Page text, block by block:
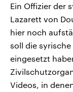
Ein Offizier der
Lazarett von
hier noch
soll die
eingesetzt
Videos, in